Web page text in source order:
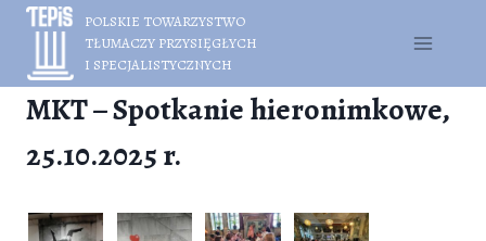
Przejdź
treści
POLSKIE TOWARZYSTWO
TŁUMACZY PRZYSIĘGŁYCH
I SPECJALISTYCZNYCH
MKT – Spotkanie hieronimkowe,
25.10.2025 r.